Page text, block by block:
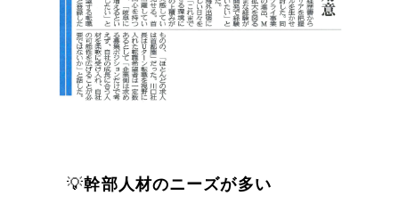
リープ・リクルーティング
求人票作成・面接など各種業務代行、採用の仕組み作り支援
リープ・キャリア
完全成功報酬型のスカウト型ハイクラス人材紹介（岐阜・愛知）
Pace ／クラウド型工数管理ツール
プライバシーポリシー
AI倫理ポリシー
ウェブアクセシビリティ方針
💡幹部人材のニーズが多い